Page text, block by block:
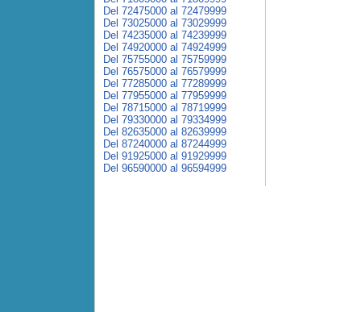
Del 72475000 al 72479999
Del 73025000 al 73029999
Del 74235000 al 74239999
Del 74920000 al 74924999
Del 75755000 al 75759999
Del 76575000 al 76579999
Del 77285000 al 77289999
Del 77955000 al 77959999
Del 78715000 al 78719999
Del 79330000 al 79334999
Del 82635000 al 82639999
Del 87240000 al 87244999
Del 91925000 al 91929999
Del 96590000 al 96594999